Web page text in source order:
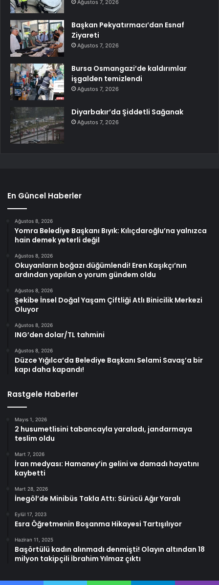
Ağustos 7, 2026
Başkan Pekyatırmacı’dan Esnaf
Ziyareti
Ağustos 7, 2026
Bursa Osmangazi’de kaldırımlar
işgalden temizlendi
Ağustos 7, 2026
Diyarbakır’da Şiddetli Sağanak
Ağustos 7, 2026
En Güncel Haberler
Ağustos 8, 2026
Yomra Belediye Başkanı Bıyık: Kılıçdaroğlu’na yalnızca
hain demek yeterli değil
Ağustos 8, 2026
Okuyanların boğazı düğümlendi! Eren Kaşıkçı’nın
ardından yapılan o yorum gündem oldu
Ağustos 8, 2026
Şekibe İnsel Doğal Yaşam Çiftliği Atlı Binicilik Merkezi
Oluyor
Ağustos 8, 2026
ING’den dolar/TL tahmini
Ağustos 8, 2026
Düzce Yığılca’da Belediye Başkanı Selami Savaş’a bir
kapı daha kapandı!
Rastgele Haberler
Mayıs 1, 2026
2 husumetlisini tabancayla yaraladı, jandarmaya
teslim oldu
Mart 7, 2026
İran medyası: Hamaney’in gelini ve damadı hayatını
kaybetti
Mart 28, 2026
İnegöl’de Minibüs Takla Attı: Sürücü Ağır Yaralı
Eylül 17, 2023
Esra Öğretmenin Boşanma Hikayesi Tartışılıyor
Haziran 11, 2025
Başörtülü kadın alınmadı denmişti! Olayın altından 18
milyon takipçili İbrahim Yılmaz çıktı